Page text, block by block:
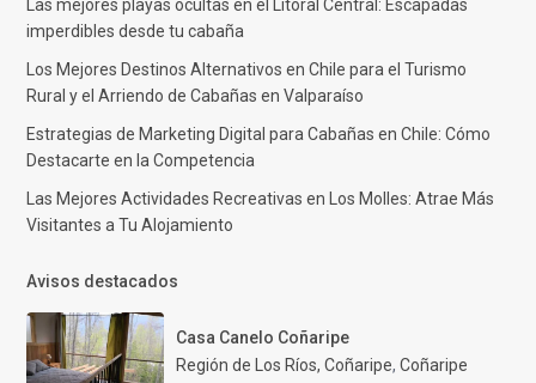
Las mejores playas ocultas en el Litoral Central: Escapadas
imperdibles desde tu cabaña
Los Mejores Destinos Alternativos en Chile para el Turismo
Rural y el Arriendo de Cabañas en Valparaíso
Estrategias de Marketing Digital para Cabañas en Chile: Cómo
Destacarte en la Competencia
Las Mejores Actividades Recreativas en Los Molles: Atrae Más
Visitantes a Tu Alojamiento
Avisos destacados
Casa Canelo Coñaripe
Región de Los Ríos, Coñaripe, Coñaripe